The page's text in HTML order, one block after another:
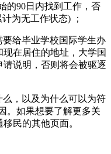
的90日内找到工作，否
为无工作状态) ；
给毕业学校国际学生办
在居住的地址，大学国
说明，否则将会被驱逐
么，以及为什么可以为符
。如果想要了解更多关
民的其他页面。